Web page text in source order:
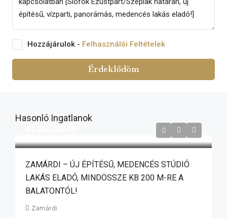
Hozzájárulok - Felhasználói Feltételek
Érdeklődöm
Hasonló Ingatlanok
ZAMÁRDI – ÚJ ÉPÍTÉSŰ, MEDENCÉS STÚDIÓ
LAKÁS ELADÓ, MINDÖSSZE KB 200 M-RE A
BALATONTÓL!
Zamárdi